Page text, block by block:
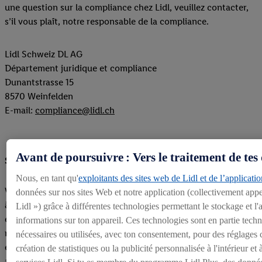
une question sur la compliance chez Lidl, veuillez contacter,
s’il vous plaît, notre responsable de la compliance.
Lidl Schweiz DL AG
Département juridique et compliance
Dunantstrasse 15
8570 Weinfelden
E-mail: compliance@lidl.ch
Système d’alerte en ligne
Vous pouvez également signaler une atteinte à la compliance
à l’aide du système d’alerte en ligne que Lidl a aménagé à cet
effet. Tous les messages envoyés sont traités par le
responsable de la compliance. Pour ouvrir cette application
en ligne, vous pouvez utiliser n’importe quel appareil avec
Avant de poursuivre : Vers le traitement de tes
Nous, en tant qu'exploitants des sites web de Lidl et de
données sur nos sites Web et notre application (collectivement
Lidl ») grâce à différentes technologies permettant le stockage et
informations sur ton appareil. Ces technologies sont en partie
nécessaires ou utilisées, avec ton consentement, pour des réglages
création de statistiques ou la publicité personnalisée à l'intérieur et